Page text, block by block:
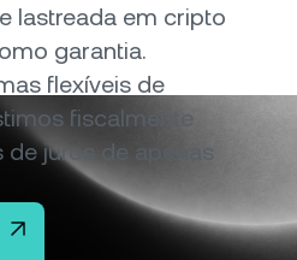
de 0,74%nas últimas 24 horas
lastreada em cripto
garantia.
flexíveis de
fiscalmente
juros de apenas